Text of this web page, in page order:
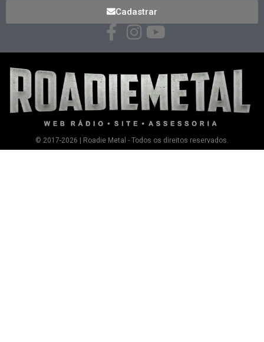
Cadastrar
© 2017-2026 | Roadie Metal - Todos os direitos reservados.